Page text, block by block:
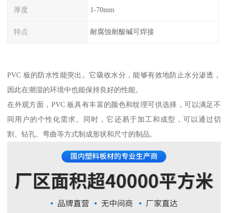
厚度 1-70mm
特点 耐腐蚀耐酸碱可焊接
PVC 板的防水性能突出。它吸收水分，能够有效地防止水分渗透，
因此在潮湿的环境中也能保持良好的性能。
在外观方面，PVC 板具有丰富的颜色和纹理可供选择，可以满足不
同用户的个性化需求。同时，它还易于加工和成型，可以通过切
割、钻孔、弯曲等方式制成形状和尺寸的制品。